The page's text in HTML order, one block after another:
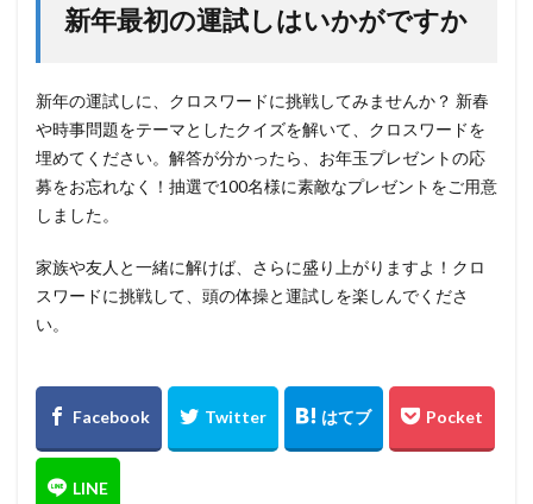
新年最初の運試しはいかがですか
新年の運試しに、クロスワードに挑戦してみませんか？ 新春
や時事問題をテーマとしたクイズを解いて、クロスワードを
埋めてください。解答が分かったら、お年玉プレゼントの応
募をお忘れなく！抽選で100名様に素敵なプレゼントをご用意
しました。
家族や友人と一緒に解けば、さらに盛り上がりますよ！クロ
スワードに挑戦して、頭の体操と運試しを楽しんでくださ
い。